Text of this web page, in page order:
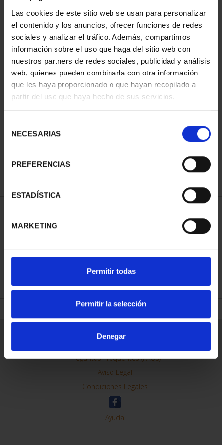
Las cookies de este sitio web se usan para personalizar
el contenido y los anuncios, ofrecer funciones de redes
sociales y analizar el tráfico. Además, compartimos
información sobre el uso que haga del sitio web con
nuestros partners de redes sociales, publicidad y análisis
web, quienes pueden combinarla con otra información
que les haya proporcionado o que hayan recopilado a
partir del uso que haya hecho de sus servicios.
NECESARIAS
PREFERENCIAS
ESTADÍSTICA
MARKETING
Permitir todas
Permitir la selección
Denegar
XIII SERIE
IBEROAMERICANA
595,00 €
REFINAR
Información General
Contacto
Preguntas Frequentes (FAQs)
Aviso Legal
Condiciones Legales
Ayuda